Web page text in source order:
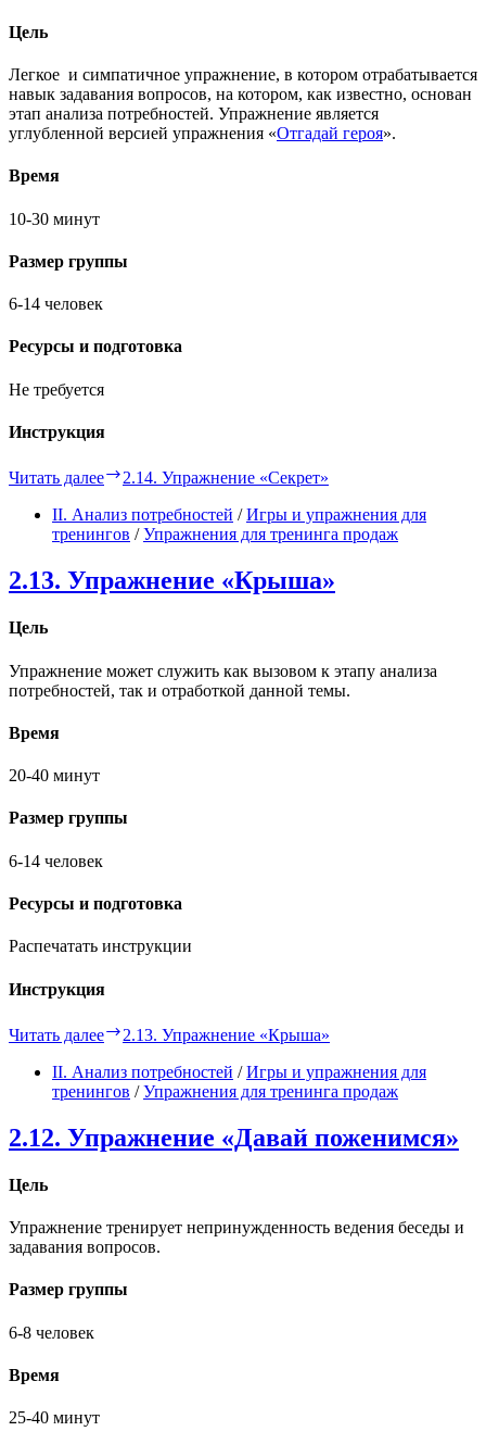
Цель
Легкое и симпатичное упражнение, в котором отрабатывается
навык задавания вопросов, на котором, как известно, основан
этап анализа потребностей. Упражнение является
углубленной версией упражнения «Отгадай героя».
Время
10-30 минут
Размер группы
6-14 человек
Ресурсы и подготовка
Не требуется
Инструкция
Читать далее
2.14. Упражнение «Секрет»
II. Анализ потребностей /Игры и упражнения для
тренингов /Упражнения для тренинга продаж
2.13. Упражнение «Крыша»
Цель
Упражнение может служить как вызовом к этапу анализа
потребностей, так и отработкой данной темы.
Время
20-40 минут
Размер группы
6-14 человек
Ресурсы и подготовка
Распечатать инструкции
Инструкция
Читать далее
2.13. Упражнение «Крыша»
II. Анализ потребностей /Игры и упражнения для
тренингов /Упражнения для тренинга продаж
2.12. Упражнение «Давай поженимся»
Цель
Упражнение тренирует непринужденность ведения беседы и
задавания вопросов.
Размер группы
6-8 человек
Время
25-40 минут